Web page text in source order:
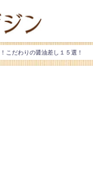
こだわりの醤油差し１５選！